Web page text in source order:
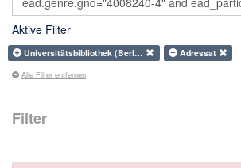
Aktive Filter
Universitätsbibliothek (Berl… Adressat
Alle Filter entfernen
Filter